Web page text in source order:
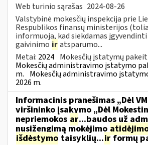
Web turinio sąrašas 2024-08-26
Valstybinė mokesčių inspekcija prie
Respublikos finansų ministerijos
informuoja, kad siekdamas
gaivinimo iratsparumo...
Metai: 2024 Mokesčių įstatymų
Mokesčių administravimo įstatymo
m. Mokesčių administravimo
2026 m.
Informacinis pranešimas „Dėl
viršininko įsakymo „Dėl
nepriemokos ar...baudos už
nusižengimą mokėjimo
išdėstymo taisyklių...irformų